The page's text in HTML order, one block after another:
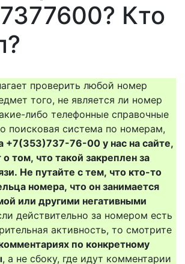
Кто
проверить любой номер
того, не является ли номер
либо телефонные справочные
поисковая система по номерам,
+7(353)737-76-00 у нас на сайте,
о том, что такой закреплен за
Не путайте с тем, что кто-то
номера, что он занимается
или другими негативными
действительно за номером есть
активность, то смотрите
по конкретному
, а не сбоку, где идут комментарии